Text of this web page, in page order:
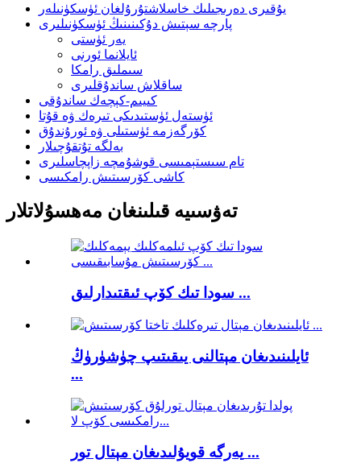
يۇقىرى دەرىجىلىك خاسلاشتۇرۇلغان ئۈسكۈنىلەر
پارچە سېتىش دۇكىنىنىڭ ئۈسكۈنىلىرى
يەر ئۈستى
ئايلانما ئورنى
سىملىق رامكا
ساقلاش ساندۇقلىرى
كىيىم-كېچەك ساندۇقى
ئۈستەل ئۈستىدىكى تىرەك ۋە قۇتا
كۆرگەزمە ئۈستىلى ۋە ئورۇندۇق
بەلگە تۇتقۇچىلار
تام سىستېمىسى قوشۇمچە زاپچاسلىرى
كاشى كۆرسىتىش رامكىسى
تەۋسىيە قىلىنغان مەھسۇلاتلار
سودا تىك كۆپ ئىقتىدارلىق ...
ئايلىنىدىغان مېتالنى يىقىتىپ چۈشۈرۈڭ
...
يەرگە قويۇلىدىغان مېتال تور ...